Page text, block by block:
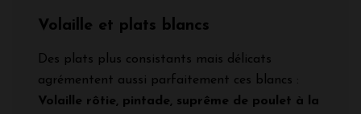
Volaille et plats blancs
Des plats plus consistants mais délicats
agrémentent aussi parfaitement ces blancs :
Volaille rôtie, pintade, suprême de poulet à la